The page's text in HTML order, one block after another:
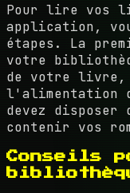
Pour lire vos
application,
étapes. La
votre
de votre
l'alimentation
devez disposer
contenir vos
Conseils